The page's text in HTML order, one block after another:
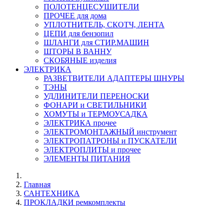
ПОЛОТЕНЦЕСУШИТЕЛИ
ПРОЧЕЕ для дома
УПЛОТНИТЕЛЬ, СКОТЧ, ЛЕНТА
ЦЕПИ для бензопил
ШЛАНГИ для СТИР.МАШИН
ШТОРЫ В ВАННУ
СКОБЯНЫЕ изделия
ЭЛЕКТРИКА
РАЗВЕТВИТЕЛИ АДАПТЕРЫ ШНУРЫ
ТЭНЫ
УДЛИНИТЕЛИ ПЕРЕНОСКИ
ФОНАРИ и СВЕТИЛЬНИКИ
ХОМУТЫ и ТЕРМОУСАДКА
ЭЛЕКТРИКА прочее
ЭЛЕКТРОМОНТАЖНЫЙ инструмент
ЭЛЕКТРОПАТРОНЫ и ПУСКАТЕЛИ
ЭЛЕКТРОПЛИТЫ и прочее
ЭЛЕМЕНТЫ ПИТАНИЯ
Главная
САНТЕХНИКА
ПРОКЛАДКИ ремкомплекты